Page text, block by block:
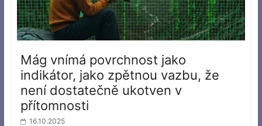
Mág vnímá povrchnost jako
indikátor, jako zpětnou vazbu, že
není dostatečně ukotven v
přítomnosti
16.10.2025